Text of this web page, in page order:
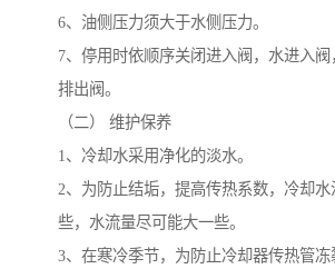
6、油侧压力须大于水侧压力。
7、停用时依顺序关闭进入阀，水进入
排出阀。
（二） 维护保养
1、冷却水采用净化的淡水。
2、为防止结垢，提高传热系数，冷却
些，水流量尽可能大一些。
3、在寒冷季节，为防止冷却器传热管